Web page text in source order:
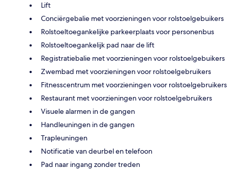
Lift
Conciërgebalie met voorzieningen voor rolstoelgebuikers
Rolstoeltoegankelijke parkeerplaats voor personenbus
Rolstoeltoegankelijk pad naar de lift
Registratiebalie met voorzieningen voor rolstoelgebuikers
Zwembad met voorzieningen voor rolstoelgebruikers
Fitnesscentrum met voorzieningen voor rolstoelgebruikers
Restaurant met voorzieningen voor rolstoelgebruikers
Visuele alarmen in de gangen
Handleuningen in de gangen
Trapleuningen
Notificatie van deurbel en telefoon
Pad naar ingang zonder treden